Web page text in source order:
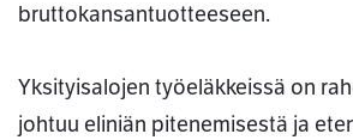
bruttokansantuotteeseen.
Yksityisalojen työeläkkeissä on
johtuu eliniän pitenemisestä ja